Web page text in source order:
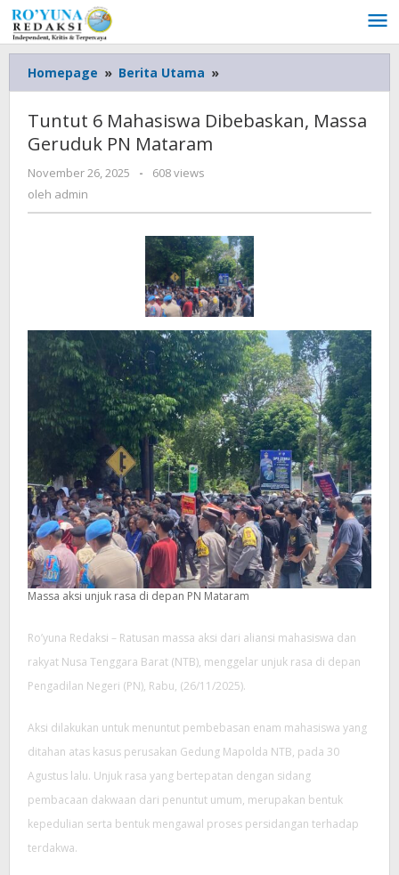
Lewati
ke
konten
Homepage » Berita Utama »
6
Mahasiswa
Dibebaskan,
Tuntut 6 Mahasiswa Dibebaskan, Massa
Geruduk PN Mataram
November 26, 2025
oleh
-
608 views
oleh admin
Massa aksi unjuk rasa di depan PN Mataram
Ro’yuna Redaksi – Ratusan massa aksi dari aliansi mahasiswa dan
rakyat Nusa Tenggara Barat (NTB), menggelar unjuk rasa di depan
Pengadilan Negeri (PN), Rabu, (26/11/2025).
Aksi dilakukan untuk menuntut pembebasan enam mahasiswa yang
ditahan atas kasus perusakan Gedung Mapolda NTB, pada 30
Agustus lalu. Unjuk rasa yang bertepatan dengan sidang
pembacaan dakwaan dari penuntut umum, merupakan bentuk
kepedulian serta bentuk mengawal proses persidangan terhadap
terdakwa.